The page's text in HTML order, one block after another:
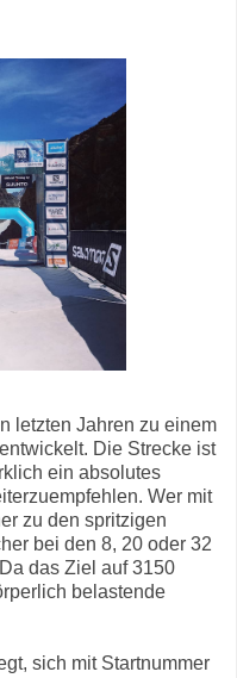
letzten Jahren zu einem
Die Strecke ist
ein absolutes
Wer mit
zu den spritzigen
bei den 8, 20 oder 32
das Ziel auf 3150
belastende
sich mit Startnummer